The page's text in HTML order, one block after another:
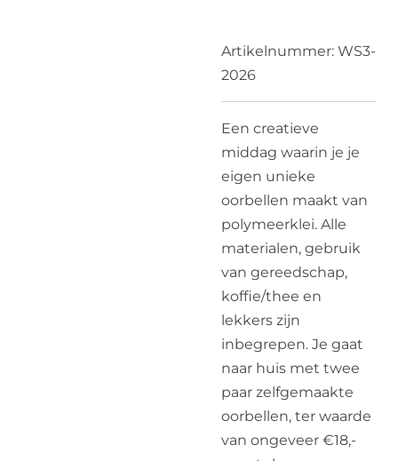
Artikelnummer: WS3-
2026
Een creatieve
middag waarin je je
eigen unieke
oorbellen maakt van
polymeerklei. Alle
materialen, gebruik
van gereedschap,
koffie/thee en
lekkers zijn
inbegrepen. Je gaat
naar huis met twee
paar zelfgemaakte
oorbellen, ter waarde
van ongeveer €18,-